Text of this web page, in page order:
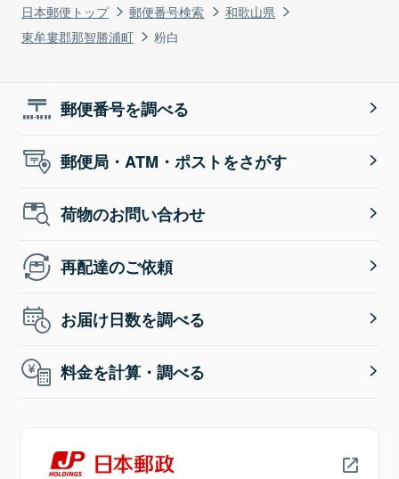
日本郵便トップ 郵便番号検索
和歌山県
東牟婁郡那智勝浦町
粉白
郵便番号を調べる
郵便局・ATM・ポストをさがす
荷物のお問い合わせ
再配達のご依頼
お届け日数を調べる
料金を計算・調べる